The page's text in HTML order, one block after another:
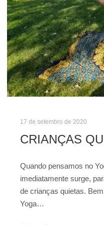
17 de setembro de 2020
CRIANÇAS
Quando pensamos no
imediatamente surge,
de crianças quietas.
Yoga…